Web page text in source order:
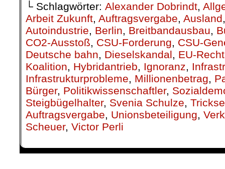
└ Schlagwörter: Alexander Dobrindt,
Arbeit Zukunft, Auftragsvergabe, Ausland
Autoindustrie, Berlin, Breitbandausbau,
CO2-Ausstoß, CSU-Forderung, CSU-
Deutsche bahn, Dieselskandal, EU-Recht
Koalition, Hybridantrieb, Ignoranz,
Infrastrukturprobleme, Millionenbetrag,
Bürger, Politikwissenschaftler,
Steigbügelhalter, Svenia Schulze,
Auftragsvergabe, Unionsbeteiligung,
Scheuer, Victor Perli